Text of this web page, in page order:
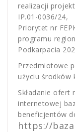
realizacji
IP.01-0036/24,
Priorytet nr
programu
Podkarpacia
Przedmiotowe
użyciu środków
Składanie ofert
internetowej
beneficjentów
https://